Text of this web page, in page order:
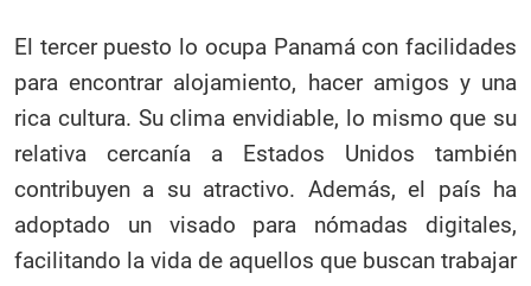
El tercer puesto lo ocupa Panamá con facilidades
para encontrar alojamiento, hacer amigos y una
rica cultura. Su clima envidiable, lo mismo que su
relativa cercanía a Estados Unidos también
contribuyen a su atractivo. Además, el país ha
adoptado un visado para nómadas digitales,
facilitando la vida de aquellos que buscan trabajar